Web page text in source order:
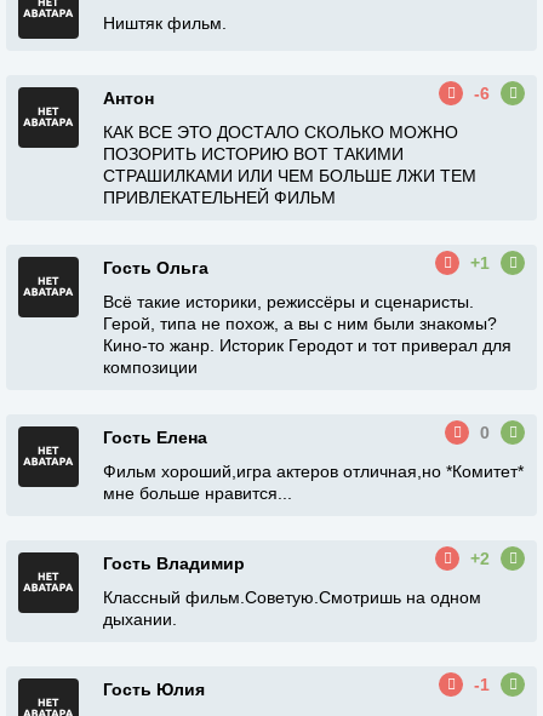
Ништяк фильм.
Антон
-6
КАК ВСЕ ЭТО ДОСТАЛО СКОЛЬКО МОЖНО
ПОЗОРИТЬ ИСТОРИЮ ВОТ ТАКИМИ
СТРАШИЛКАМИ ИЛИ ЧЕМ БОЛЬШЕ ЛЖИ ТЕМ
ПРИВЛЕКАТЕЛЬНЕЙ ФИЛЬМ
Гость Ольга
+1
Всё такие историки, режиссёры и сценаристы.
Герой, типа не похож, а вы с ним были знакомы?
Кино-то жанр. Историк Геродот и тот приверал для
композиции
Гость Елена
0
Фильм хороший,игра актеров отличная,но *Комитет*
мне больше нравится...
Гость Владимир
+2
Классный фильм.Советую.Смотришь на одном
дыхании.
Гость Юлия
-1